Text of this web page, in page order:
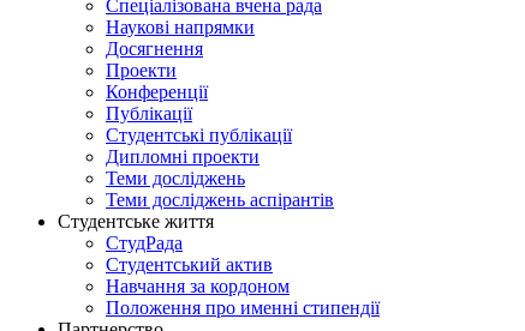
Спеціалізована вчена рада
Наукові напрямки
Досягнення
Проекти
Конференції
Публікації
Студентські публікації
Дипломні проекти
Теми досліджень
Теми досліджень аспірантів
Студентське життя
СтудРада
Студентський актив
Навчання за кордоном
Положення про именні стипендії